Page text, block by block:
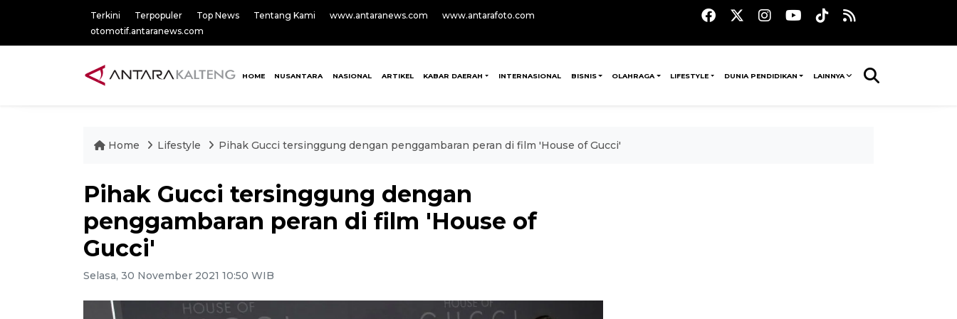
Terkini Terpopuler Top News Tentang Kami www.antaranews.com
www.antarafoto.com
otomotif.antaranews.com
HOME NUSANTARA NASIONAL ARTIKEL KABAR DAERAH INTERNASIONAL BISNIS OLAHRAGA LIFESTYLE DUNIA PENDIDIKAN LAINNYA
Home Lifestyle Pihak Gucci tersinggung dengan penggambaran peran di film 'House of Gucci'
Pihak Gucci tersinggung dengan
penggambaran peran di film 'House of
Gucci'
Selasa, 30 November 2021 10:50 WIB